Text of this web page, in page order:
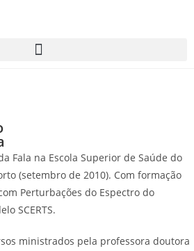
Fala na Escola Superior de Saúde do
(setembro de 2010). Com formação
Perturbações do Espectro do
SCERTS.
ministrados pela professora doutora